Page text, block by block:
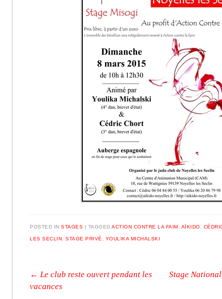
POSTED INSTAGES | TAGGEDACTION CONTRE LA FAIM AÏKIDO
LES SECLIN ,STAGE PRIVÉ YOULIKA MICHALSKI
Post navigation
← Le club reste ouvert pendant les
vacances
Stage